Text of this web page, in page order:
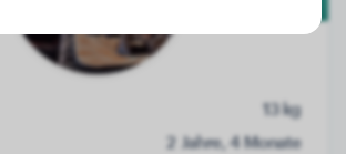
13 kg
2 Jahre, 4 Monate